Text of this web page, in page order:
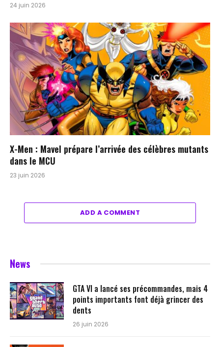
24 juin 2026
X-Men : Mavel prépare l’arrivée des célèbres mutants
dans le MCU
23 juin 2026
ADD A COMMENT
News
GTA VI a lancé ses précommandes, mais 4
points importants font déjà grincer des
dents
26 juin 2026